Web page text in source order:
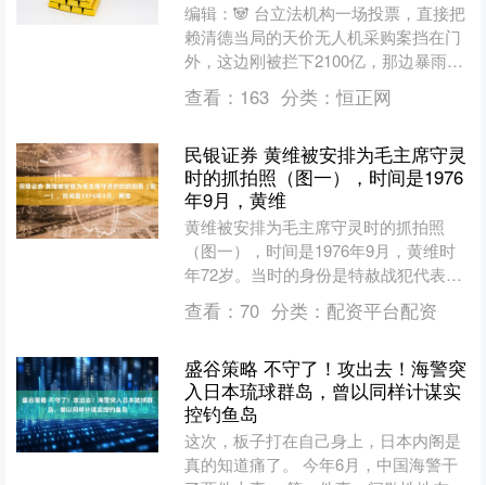
编辑：🐼 台立法机构一场投票，直接把
赖清德当局的天价无人机采购案挡在门
外，这边刚被拦下2100亿，那边暴雨淹
水就来了，赖清德转头就开始哭穷，质
问“拿什么救灾”。....
查看： 163 分类：恒正网
民银证券 黄维被安排为毛主席守灵
时的抓拍照（图一），时间是1976
年9月，黄维
黄维被安排为毛主席守灵时的抓拍照
（图一），时间是1976年9月，黄维时
年72岁。当时的身份是特赦战犯代表、
全国政协文史专员，他与同为特赦战犯
的杜聿明、宋希濂等前....
查看： 70 分类： 配资平台配资
盛谷策略 不守了！攻出去！海警突
入日本琉球群岛，曾以同样计谋实
控钓鱼岛
这次，板子打在自己身上，日本内阁是
真的知道痛了。 今年6月，中国海警干